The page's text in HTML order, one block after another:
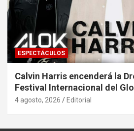
ESPECTÁCULOS
Calvin Harris encenderá la
Festival Internacional del
4 agosto, 2026 Editorial